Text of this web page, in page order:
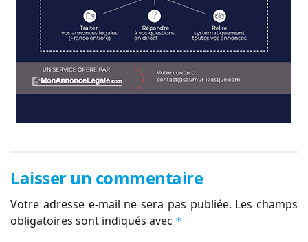
Laisser un commentaire
Votre adresse e-mail ne sera pas publiée. Les champs
obligatoires sont indiqués avec *